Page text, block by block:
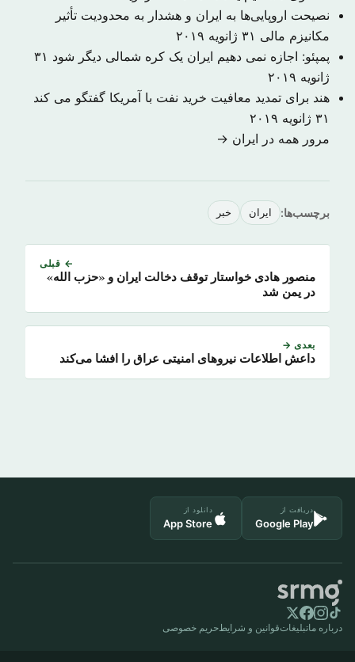
نصیحت اروپایی‌ها به ایران و هشدار به محدودیت تأثیر
مکانیزم مالی ۳۱ ژانویه ۲۰۱۹
پمپئو: اجازه نمی دهیم ایران یک کره شمالی دیگر شود ۳۱
ژانویه ۲۰۱۹
هند برای تمدید معافیت خرید نفت با آمریکا گفتگو می کند
۳۱ ژانویه ۲۰۱۹
مرور همه در ایران →
برچسب‌ها: ایران خبر
← قبلی
منصور هادی خواستار توقف دخالت ایران و «حزب الله»
در یمن شد
بعدی →
داعش اطلاعات نیروهای امنیتی عراق را افشا می‌کند
دریافت از
Google Play
دانلود از
App Store
درباره ماتبلیغاتقوانین و شرایطحریم خصوصی